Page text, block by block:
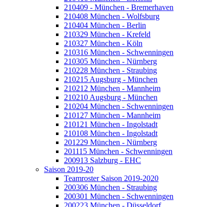
210409 - München - Bremerhaven
210408 München - Wolfsburg
210404 München - Berlin
210329 München - Krefeld
210327 München - Köln
210316 München - Schwenningen
210305 München - Nürnberg
210228 München - Straubing
210215 Augsburg - München
210212 München - Mannheim
210210 Augsburg - München
210204 München - Schwenningen
210127 München - Mannheim
210121 München - Ingolstadt
210108 München - Ingolstadt
201229 München - Nürnberg
201115 München - Schwenningen
200913 Salzburg - EHC
Saison 2019-20
Teamroster Saison 2019-2020
200306 München - Straubing
200301 München - Schwenningen
200223 München - Düsseldorf